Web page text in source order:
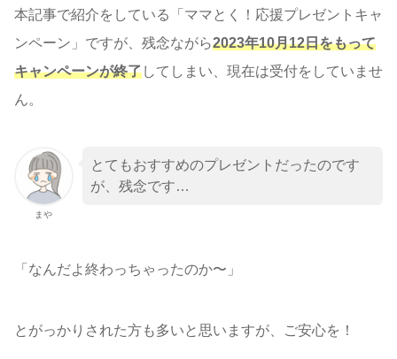
本記事で紹介をしている「ママとく！応援プレゼントキャ
ンペーン」ですが、残念ながら2023年10月12日をもって
キャンペーンが終了してしまい、現在は受付をしていませ
ん。
まや
とてもおすすめのプレゼントだったのです
が、残念です…
「なんだよ終わっちゃったのか〜」
とがっかりされた方も多いと思いますが、ご安心を！